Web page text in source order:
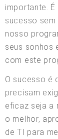
importante.
sucesso
nosso
seus sonhos
com este
O sucesso é
precisam
eficaz seja a
o melhor,
de TI para